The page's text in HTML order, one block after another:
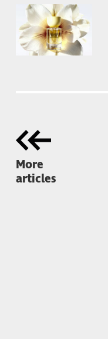
More
articles